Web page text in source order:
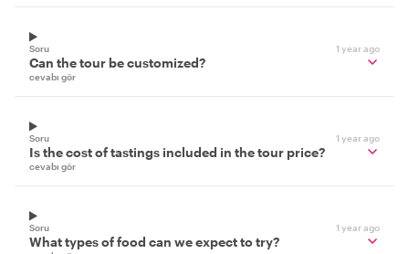
Soru 1 year ago
Can the tour be customized?
cevabı gör
Soru 1 year ago
Is the cost of tastings included in the tour price?
cevabı gör
Soru 1 year ago
What types of food can we expect to try?